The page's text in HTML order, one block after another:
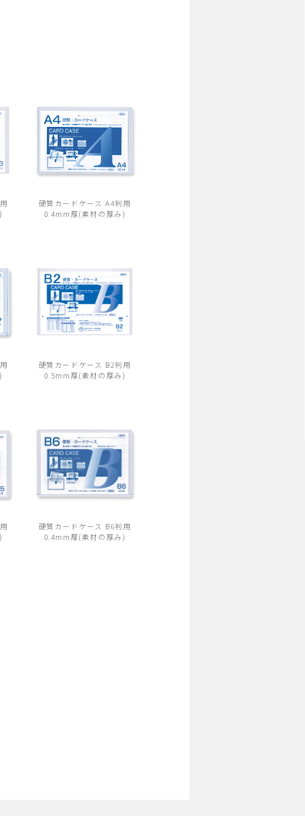
硬質カードケース A4判用
0.4mm厚(素材の厚み)
硬質カードケース B2判用
0.5mm厚(素材の厚み)
硬質カードケース B6判用
0.4mm厚(素材の厚み)